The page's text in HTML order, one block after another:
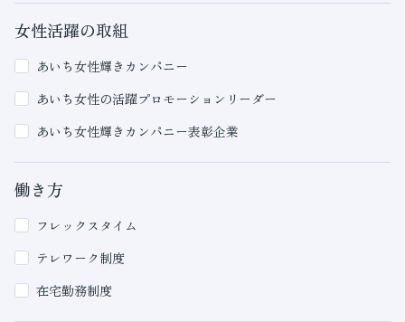
女性活躍の取組
あいち女性輝きカンパニー
あいち女性の活躍プロモーションリーダー
あいち女性輝きカンパニー表彰企業
働き方
フレックスタイム
テレワーク制度
在宅勤務制度